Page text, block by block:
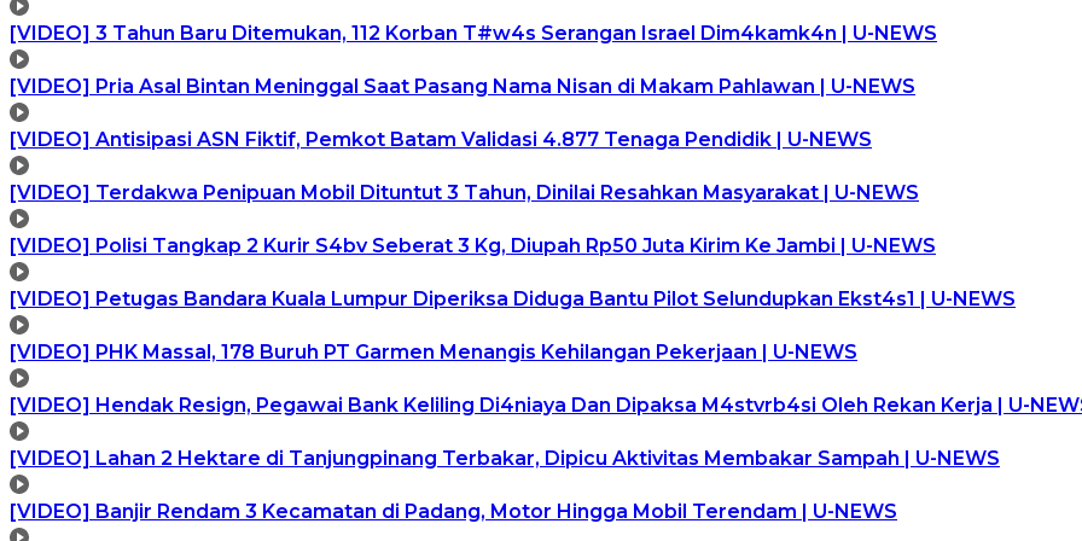
[VIDEO] 3 Tahun Baru Ditemukan, 112 Korban T#w4s Serangan Israel Dim4kamk4n | U-NEWS
[VIDEO] Pria Asal Bintan Meninggal Saat Pasang Nama Nisan di Makam Pahlawan | U-NEWS
[VIDEO] Antisipasi ASN Fiktif, Pemkot Batam Validasi 4.877 Tenaga Pendidik | U-NEWS
[VIDEO] Terdakwa Penipuan Mobil Dituntut 3 Tahun, Dinilai Resahkan Masyarakat | U-NEWS
[VIDEO] Polisi Tangkap 2 Kurir S4bv Seberat 3 Kg, Diupah Rp50 Juta Kirim Ke Jambi | U-NEWS
[VIDEO] Petugas Bandara Kuala Lumpur Diperiksa Diduga Bantu Pilot Selundupkan Ekst4s1 | U-NEWS
[VIDEO] PHK Massal, 178 Buruh PT Garmen Menangis Kehilangan Pekerjaan | U-NEWS
[VIDEO] Hendak Resign, Pegawai Bank Keliling Di4niaya Dan Dipaksa M4stvrb4si Oleh Rekan Kerja | U-
[VIDEO] Lahan 2 Hektare di Tanjungpinang Terbakar, Dipicu Aktivitas Membakar Sampah | U-NEWS
[VIDEO] Banjir Rendam 3 Kecamatan di Padang, Motor Hingga Mobil Terendam | U-NEWS